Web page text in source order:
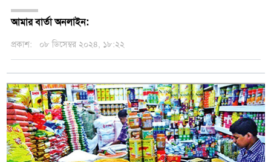
আমার বার্তা অনলাইন:
প্রকাশ: ০৮ ডিসেম্বর ২০২৪, ১৮:২২